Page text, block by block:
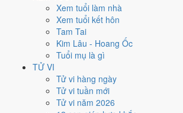
Xem tuổi làm nhà
Xem tuổi kết hôn
Tam Tai
Kim Lâu - Hoang Ốc
Tuổi mụ là gì
TỬ VI
Tử vi hàng ngày
Tử vi tuần mới
Tử vi năm 2026
Bính Ngọ
Ngày Canh Thân có TrựcMãn(ngày đầy đủ,
sinh thừa) nhưng gặp SaoThanh Long hoàng
7 việc chính8.4/10nên đây làNgày Đại Cát